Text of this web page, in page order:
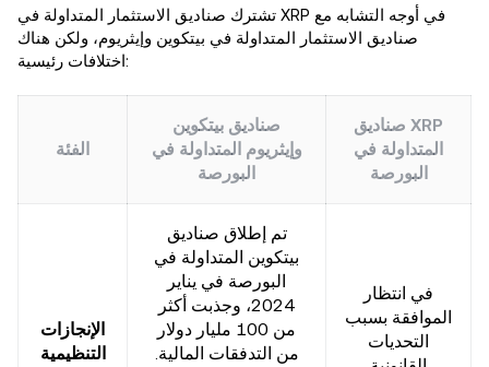
تشترك صناديق الاستثمار المتداولة في XRP في أوجه التشابه مع
صناديق الاستثمار المتداولة في بيتكوين وإيثريوم، ولكن هناك
اختلافات رئيسية:
الفئة
صناديق بيتكوين
وإيثريوم المتداولة في
البورصة
صناديق XRP
المتداولة في
البورصة
الإنجازات
التنظيمية
تم إطلاق صناديق
بيتكوين المتداولة في
البورصة في يناير
2024، وجذبت أكثر
من 100 مليار دولار
من التدفقات المالية.
في انتظار
الموافقة بسبب
التحديات